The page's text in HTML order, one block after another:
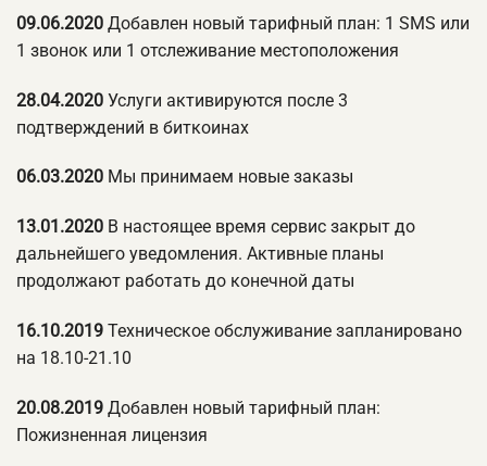
09.06.2020 Добавлен новый тарифный план: 1 SMS или
1 звонок или 1 отслеживание местоположения
28.04.2020 Услуги активируются после 3
подтверждений в биткоинах
06.03.2020 Мы принимаем новые заказы
13.01.2020 В настоящее время сервис закрыт до
дальнейшего уведомления. Активные планы
продолжают работать до конечной даты
16.10.2019 Техническое обслуживание запланировано
на 18.10-21.10
20.08.2019 Добавлен новый тарифный план:
Пожизненная лицензия